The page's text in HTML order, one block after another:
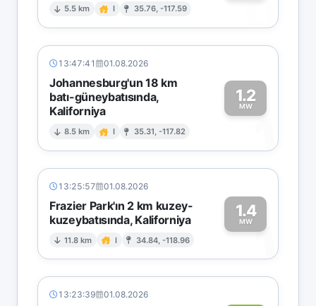
5.5 km I 35.76, -117.59 0
13:47:41 01.08.2026
Johannesburg'un 18 km
batı-güneybatısında,
Kaliforniya
8.5 km I 35.31, -117.82
1.2
MW
1
13:25:57 01.08.2026
Frazier Park'ın 2 km kuzey-
kuzeybatısında, Kaliforniya
11.8 km I 34.84, -118.96
1.4
MW1
13:23:39 01.08.2026